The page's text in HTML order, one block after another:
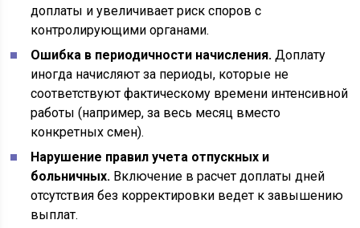
доплаты и увеличивает риск споров с
контролирующими органами.
Ошибка в периодичности начисления. Доплату
иногда начисляют за периоды, которые не
соответствуют фактическому времени интенсивной
работы (например, за весь месяц вместо
конкретных смен).
Нарушение правил учета отпускных и
больничных. Включение в расчет доплаты дней
отсутствия без корректировки ведет к завышению
выплат.